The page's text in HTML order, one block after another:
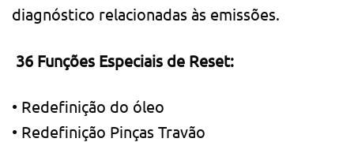
diagnóstico relacionadas às emissões.
36 Funções Especiais de Reset:
• Redefinição do óleo
• Redefinição Pinças Travão